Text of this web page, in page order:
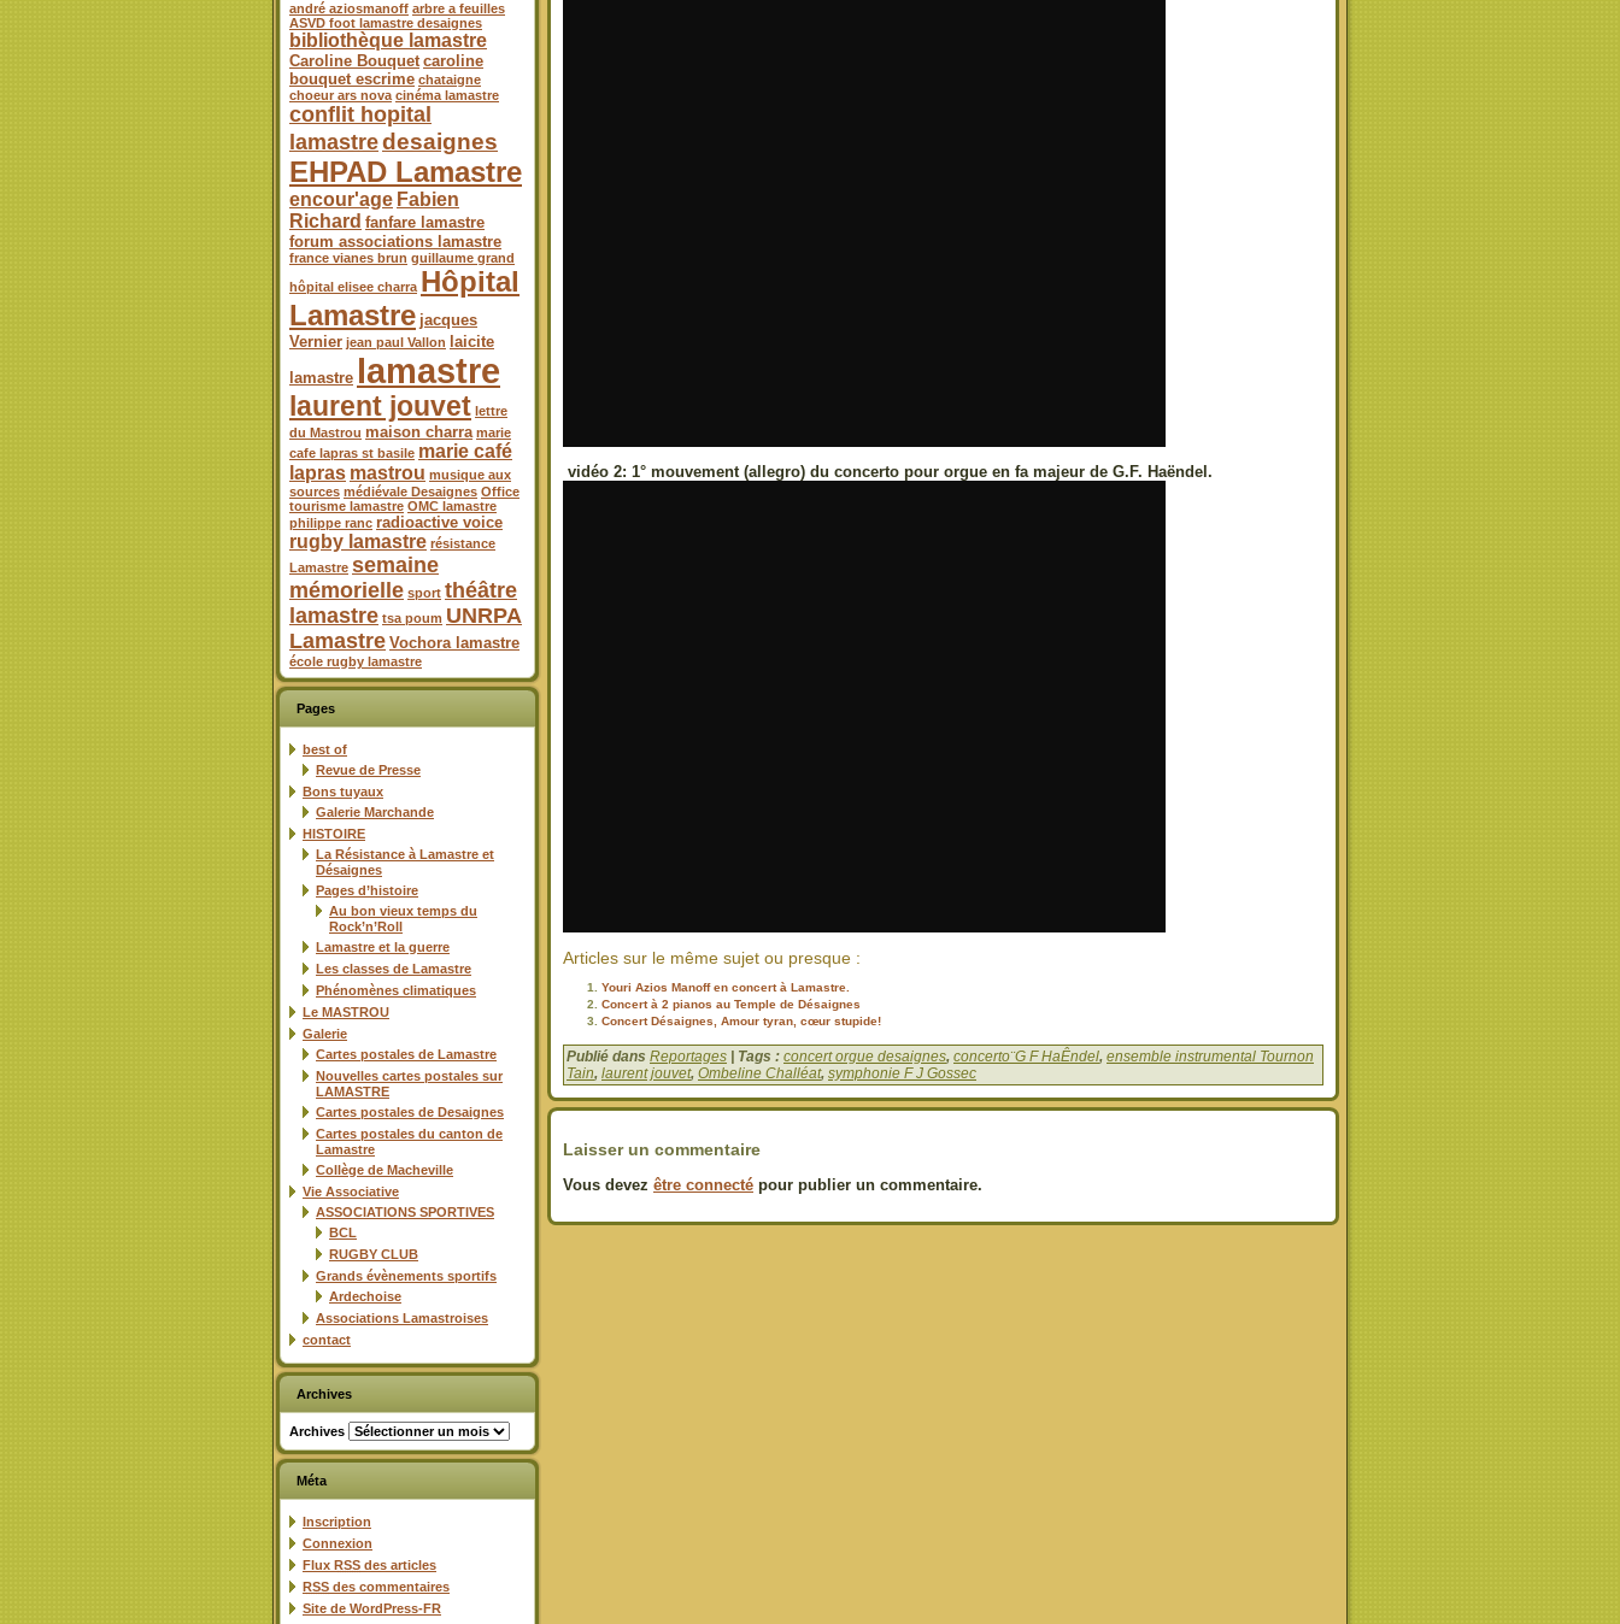
andré aziosmanoff arbre a feuilles
ASVD foot lamastre desaignes
bibliothèque lamastre
Caroline Bouquet caroline
bouquet escrime chataigne
choeur ars nova cinéma lamastre
conflit hopital
lamastredesaignes
EHPAD Lamastre
encour'age Fabien
Richard fanfare lamastre
forum associations lamastre
france vianes brun guillaume grand
hôpital elisee charra Hôpital
Lamastre jacques
Vernier jean paul Vallon
laicite
lamastre lamastre
laurent jouvet lettre
du Mastrou maison charra marie
cafe lapras st basile marie café
lapras mastrou musique aux
sources médiévale Desaignes Office
tourisme lamastre OMC lamastre
philippe ranc radioactive voice
rugby lamastre résistance
Lamastre semaine
mémorielle sport théâtre
lamastre tsa poum UNRPA
Lamastre Vochora lamastre
école rugby lamastre
Pages
best of
Revue de Presse
Bons tuyaux
Galerie Marchande
HISTOIRE
La Résistance à Lamastre et
Désaignes
Pages d’histoire
Au bon vieux temps du
Rock’n’Roll
Lamastre et la guerre
Les classes de Lamastre
Phénomènes climatiques
Le MASTROU
Galerie
Cartes postales de Lamastre
Nouvelles cartes postales sur
LAMASTRE
Cartes postales de Desaignes
Cartes postales du canton de
Lamastre
Collège de Macheville
Vie Associative
ASSOCIATIONS SPORTIVES
BCL
RUGBY CLUB
Grands évènements sportifs
Ardechoise
Associations Lamastroises
contact
Archives
Archives
Méta
Inscription
Connexion
Flux RSS des articles
RSS des commentaires
Site de WordPress-FR
vidéo 2: 1° mouvement (allegro) du concerto pour orgue en fa majeur de G.F. Haëndel.
Articles sur le même sujet ou presque :
Youri Azios Manoff en concert à Lamastre.
Concert à 2 pianos au Temple de Désaignes
Concert Désaignes, Amour tyran, cœur stupide!
Publié dans Reportages | Tags : concert orgue desaignes, concerto¨G F HaÊndel, ensemble instrumental Tournon
Tain, laurent jouvet, Ombeline Challéat, symphonie F J Gossec
Laisser un commentaire
Vous devez être connecté pour publier un commentaire.